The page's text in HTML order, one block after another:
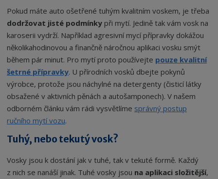
Pokud máte auto ošetřené tuhým kvalitním voskem, je třeba
dodržovat jisté podmínky při mytí. Jedině tak vám vosk na
karoserii vydrží. Například agresivní mycí přípravky dokážou
několikahodinovou a finančně náročnou aplikaci vosku smýt
během pár minut. Pro mytí proto používejte pouze kvalitní
šetrné přípravky. U přírodních vosků dbejte pokynů
výrobce, protože jsou náchylné na detergenty (čisticí látky
obsažené v aktivních pěnách a autošamponech). V našem
odborném článku vám rádi vysvětlíme správný postup
ručního mytí vozu.
Tuhý, nebo tekutý vosk?
Vosky jsou k dostání jak v tuhé, tak v tekuté formě. Každý
z nich se nanáší jinak. Tuhé vosky jsou na aplikaci složitější,